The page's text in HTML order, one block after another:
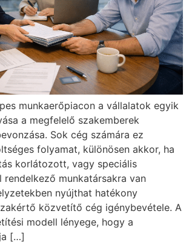
munkaerőpiacon a vállalatok egyik
a megfelelő szakemberek
Sok cég számára ez
folyamat, különösen akkor, ha
korlátozott, vagy speciális
rendelkező munkatársakra van
nyújthat hatékony
közvetítő cég igénybevétele. A
modell lényege, hogy a
[…]